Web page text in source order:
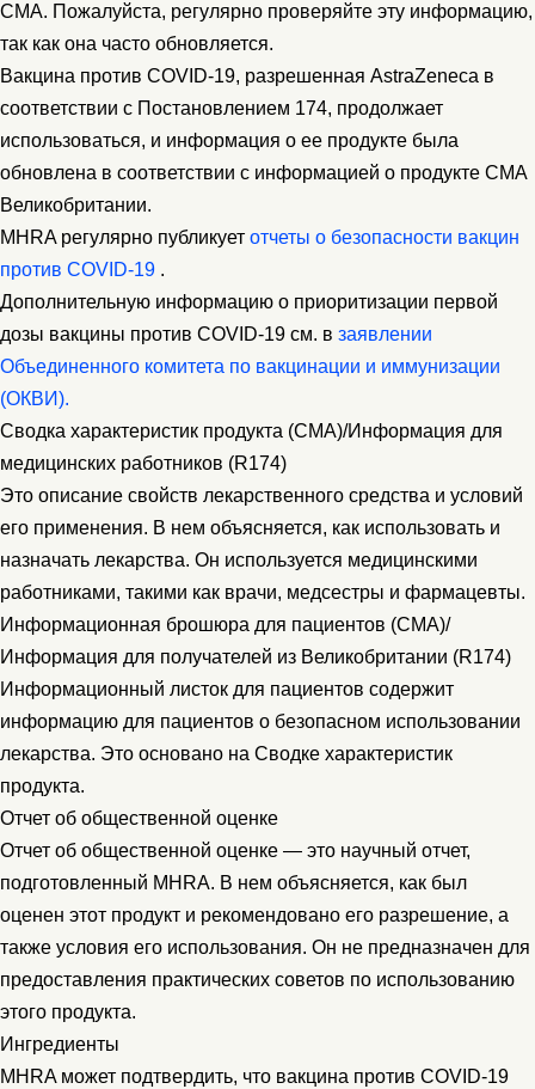
CMA. Пожалуйста, регулярно проверяйте эту информацию,
так как она часто обновляется.
Вакцина против COVID-19, разрешенная AstraZeneca в
соответствии с Постановлением 174, продолжает
использоваться, и информация о ее продукте была
обновлена ​​в соответствии с информацией о продукте CMA
Великобритании.
MHRA регулярно публикует отчеты о безопасности вакцин
против COVID-19 .
Дополнительную информацию о приоритизации первой
дозы вакцины против COVID-19 см. в заявлении
Объединенного комитета по вакцинации и иммунизации
(ОКВИ).
Сводка характеристик продукта (CMA)/Информация для
медицинских работников (R174)
Это описание свойств лекарственного средства и условий
его применения. В нем объясняется, как использовать и
назначать лекарства. Он используется медицинскими
работниками, такими как врачи, медсестры и фармацевты.
Информационная брошюра для пациентов (CMA)/
Информация для получателей из Великобритании (R174)
Информационный листок для пациентов содержит
информацию для пациентов о безопасном использовании
лекарства. Это основано на Сводке характеристик
продукта.
Отчет об общественной оценке
Отчет об общественной оценке — это научный отчет,
подготовленный MHRA. В нем объясняется, как был
оценен этот продукт и рекомендовано его разрешение, а
также условия его использования. Он не предназначен для
предоставления практических советов по использованию
этого продукта.
Ингредиенты
MHRA может подтвердить, что вакцина против COVID-19